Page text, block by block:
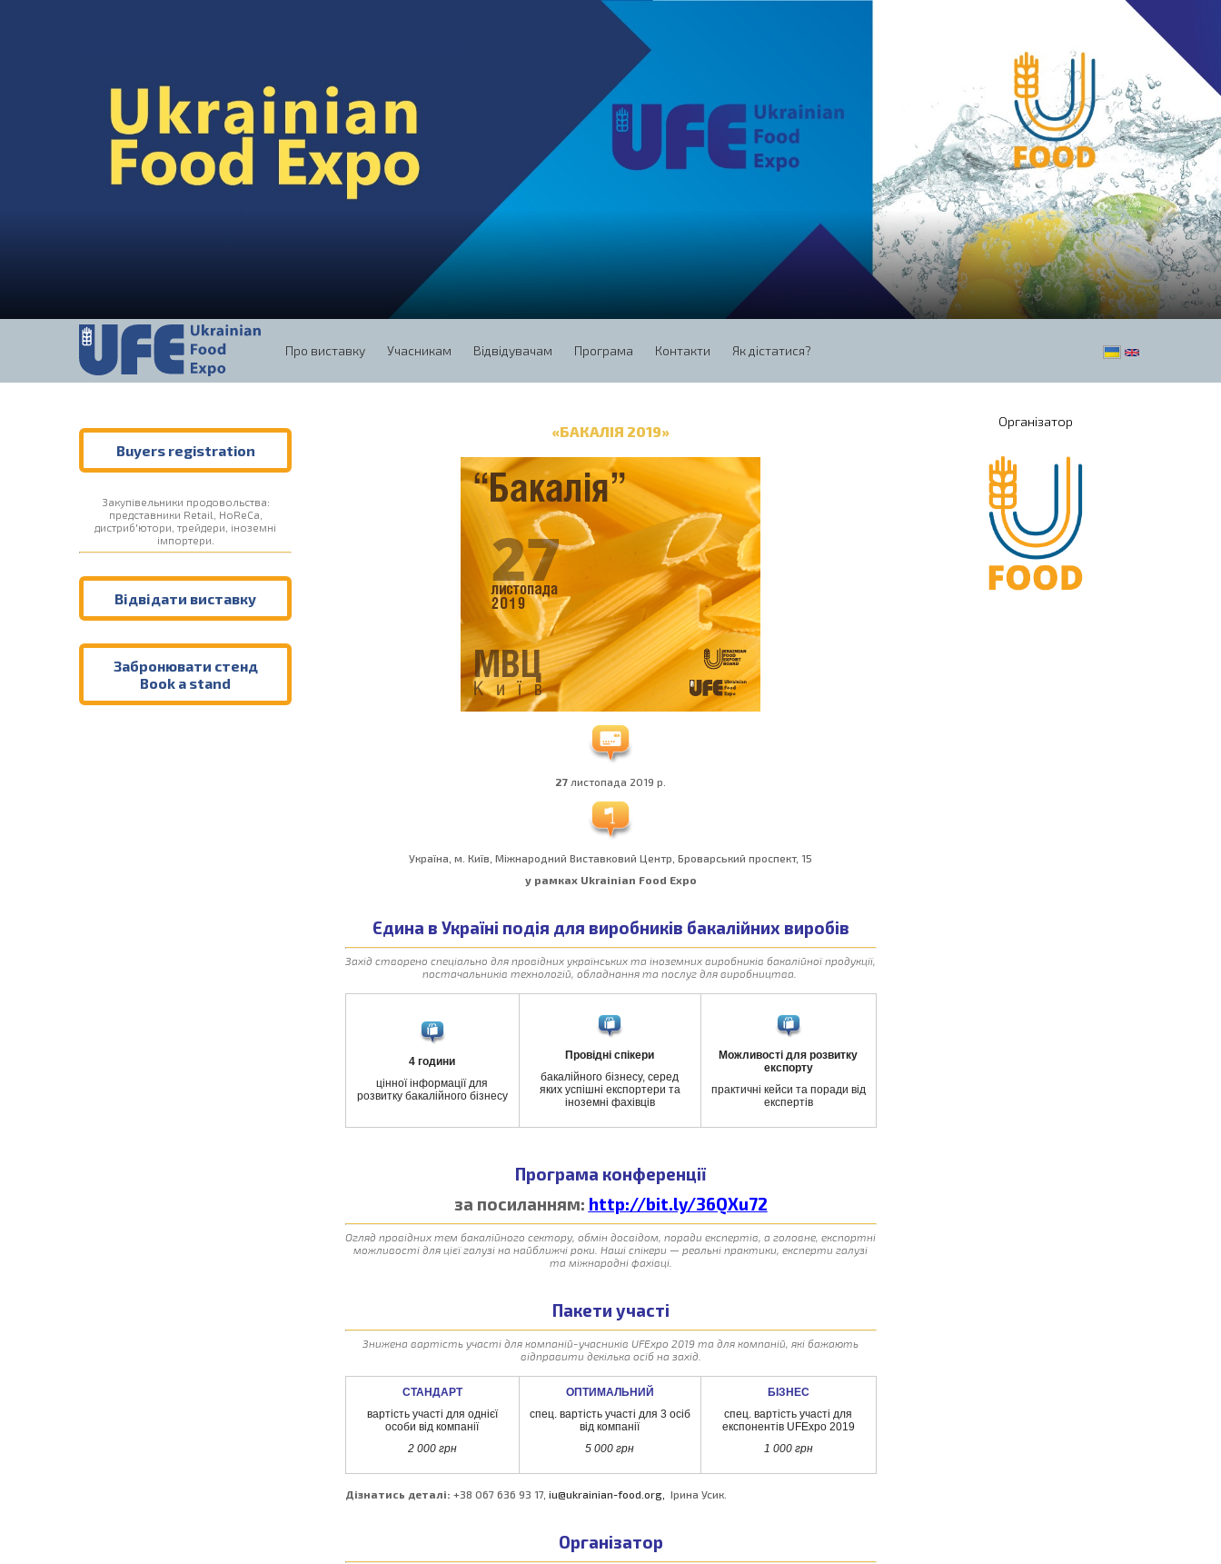
Про виставку Учасникам Відвідувачам Програма Контакти Як дістатися?
«БАКАЛІЯ 2019»
27 листопада 2019 р.
Україна, м. Київ, Міжнародний Виставковий Центр, Броварський проспект, 15
у рамках Ukrainian Food Expo
Єдина в Україні подія для виробників бакалійних виробів
Захід створено спеціально для провідних українських та іноземних виробників бакалійної продукції,
постачальників технологій, обладнання та послуг для виробництва.
4 години
цінної інформації для
розвитку бакалійного бізнесу
Провідні спікери
бакалійного бізнесу, серед
яких успішні експортери та
іноземні фахівців
Можливості для розвитку
експорту
практичні кейси та поради від
експертів
Програма конференції
за посиланням: http://bit.ly/36QXu72
Огляд провідних тем бакалійного сектору, обмін досвідом, поради експертів, а головне, експортні
можливості для цієї галузі на найближчі роки. Наші спікери — реальні практики, експерти галузі
та міжнародні фахівці.
Пакети участі
Знижена вартість участі для компаній-учасників UFExpo 2019 та для компаній, які бажають
відправити декілька осіб на захід.
СТАНДАРТ
вартість участі для однієї
особи від компанії
2 000 грн
ОПТИМАЛЬНИЙ
спец. вартість участі для 3 осіб
від компанії
5 000 грн
БІЗНЕС
спец. вартість участі для
експонентів UFExpo 2019
1 000 грн
Дізнатись деталі: +38 067 636 93 17, iu@ukrainian-food.org, Ірина Усик.
Організатор
Організатор
Buyers registration
Закупівельники продовольства:
представники Retail, HoReCa,
дистриб'ютори, трейдери, іноземні
імпортери.
Відвідати виставку
Забронювати стенд
Book a stand